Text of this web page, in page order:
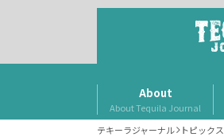
About
About Tequila Journal
テキーラジャーナル トピックス